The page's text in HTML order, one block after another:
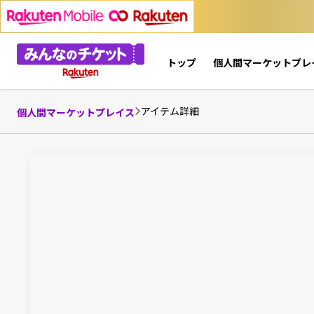
トップ 個人間マーケットプレ
個人間マーケットプレイス アイテム詳細